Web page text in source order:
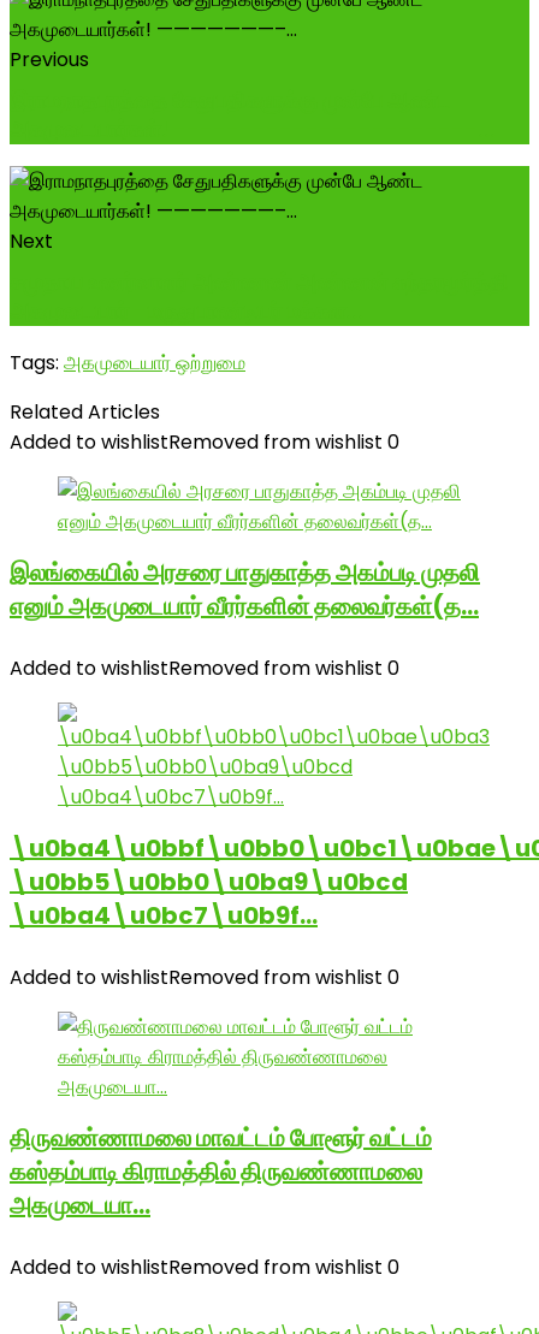
Previous
Next
Tags: அகமுடையார் ஒற்றுமை
Related Articles
Added to wishlistRemoved from wishlist 0
இலங்கையில் அரசரை பாதுகாத்த அகம்படி முதலி
எனும் அகமுடையார் வீரர்களின் தலைவர்கள்(த…
Added to wishlistRemoved from wishlist 0
\u0bb5\u0bb0\u0ba9\u0bcd
\u0ba4\u0bc7\u0b9f…
Added to wishlistRemoved from wishlist 0
திருவண்ணாமலை மாவட்டம் போளூர் வட்டம்
கஸ்தம்பாடி கிராமத்தில் திருவண்ணாமலை
அகமுடையா…
Added to wishlistRemoved from wishlist 0